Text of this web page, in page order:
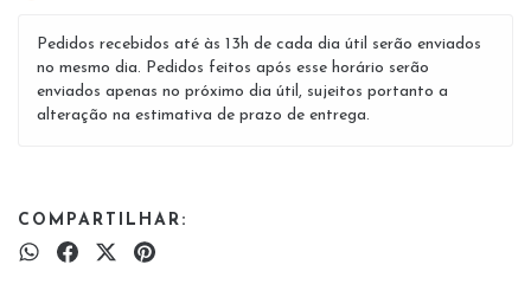
Pedidos recebidos até às 13h de cada dia útil serão enviados
no mesmo dia. Pedidos feitos após esse horário serão
enviados apenas no próximo dia útil, sujeitos portanto a
alteração na estimativa de prazo de entrega.
COMPARTILHAR: